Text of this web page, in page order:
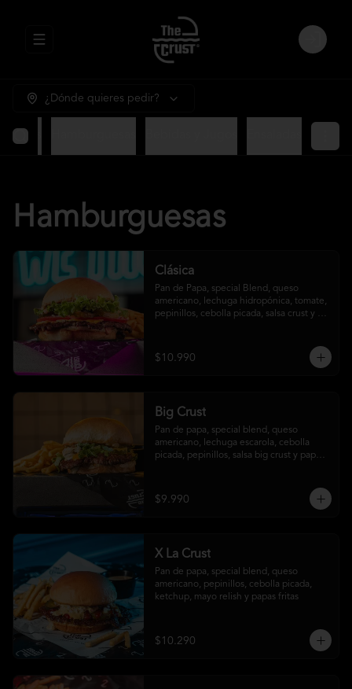
Abrir menu de navegación Login
¿Dónde quieres pedir?
Hamburguesas
Clásica
Pan de Papa, special Blend, queso
americano, lechuga hidropónica, tomate,
pepinillos, cebolla picada, salsa crust y
$10.990
Big Crust
Pan de papa, special blend, queso
americano, lechuga escarola, cebolla
picada, pepinillos, salsa big crust y papas
$9.990
X La Crust
Pan de papa, special blend, queso
americano, pepinillos, cebolla picada,
ketchup, mayo relish y papas fritas
$10.290